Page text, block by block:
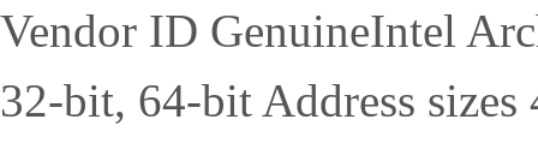
Vendor ID GenuineIntel
32-bit, 64-bit Address